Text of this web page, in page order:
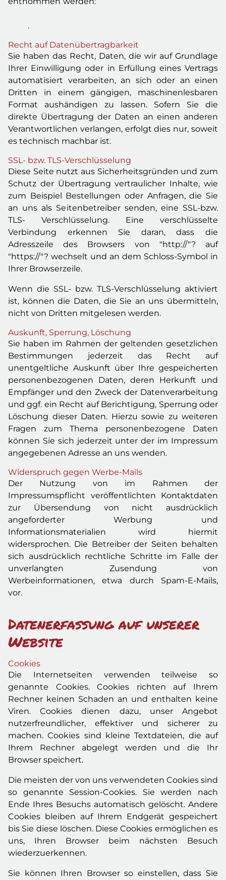
.
Recht auf Datenübertragbarkeit
Sie haben das Recht, Daten, die wir auf Grundlage
Ihrer Einwilligung oder in Erfüllung eines Vertrags
automatisiert verarbeiten, an sich oder an einen
Dritten in einem gängigen, maschinenlesbaren
Format aushändigen zu lassen. Sofern Sie die
direkte Übertragung der Daten an einen anderen
Verantwortlichen verlangen, erfolgt dies nur, soweit
es technisch machbar ist.
SSL- bzw. TLS-Verschlüsselung
Diese Seite nutzt aus Sicherheitsgründen und zum
Schutz der Übertragung vertraulicher Inhalte, wie
zum Beispiel Bestellungen oder Anfragen, die Sie
an uns als Seitenbetreiber senden, eine SSL-bzw.
TLS- Verschlüsselung. Eine verschlüsselte
Verbindung erkennen Sie daran, dass die
Adresszeile des Browsers von "http://"? auf
"https://"? wechselt und an dem Schloss-Symbol in
Ihrer Browserzeile.
Wenn die SSL- bzw. TLS-Verschlüsselung aktiviert
ist, können die Daten, die Sie an uns übermitteln,
nicht von Dritten mitgelesen werden.
Auskunft, Sperrung, Löschung
Sie haben im Rahmen der geltenden gesetzlichen
Bestimmungen jederzeit das Recht auf
unentgeltliche Auskunft über Ihre gespeicherten
personenbezogenen Daten, deren Herkunft und
Empfänger und den Zweck der Datenverarbeitung
und ggf. ein Recht auf Berichtigung, Sperrung oder
Löschung dieser Daten. Hierzu sowie zu weiteren
Fragen zum Thema personenbezogene Daten
können Sie sich jederzeit unter der im Impressum
angegebenen Adresse an uns wenden.
Widerspruch gegen Werbe-Mails
Der Nutzung von im Rahmen der
Impressumspflicht veröffentlichten Kontaktdaten
zur Übersendung von nicht ausdrücklich
angeforderter Werbung und
Informationsmaterialien wird hiermit
widersprochen. Die Betreiber der Seiten behalten
sich ausdrücklich rechtliche Schritte im Falle der
unverlangten Zusendung von
Werbeinformationen, etwa durch Spam-E-Mails,
vor.
Datenerfassung auf unserer
Website
Cookies
Die Internetseiten verwenden teilweise so
genannte Cookies. Cookies richten auf Ihrem
Rechner keinen Schaden an und enthalten keine
Viren. Cookies dienen dazu, unser Angebot
nutzerfreundlicher, effektiver und sicherer zu
machen. Cookies sind kleine Textdateien, die auf
Ihrem Rechner abgelegt werden und die Ihr
Browser speichert.
Die meisten der von uns verwendeten Cookies sind
so genannte Session-Cookies. Sie werden nach
Ende Ihres Besuchs automatisch gelöscht. Andere
Cookies bleiben auf Ihrem Endgerät gespeichert
bis Sie diese löschen. Diese Cookies ermöglichen es
uns, Ihren Browser beim nächsten Besuch
wiederzuerkennen.
Sie können Ihren Browser so einstellen, dass Sie